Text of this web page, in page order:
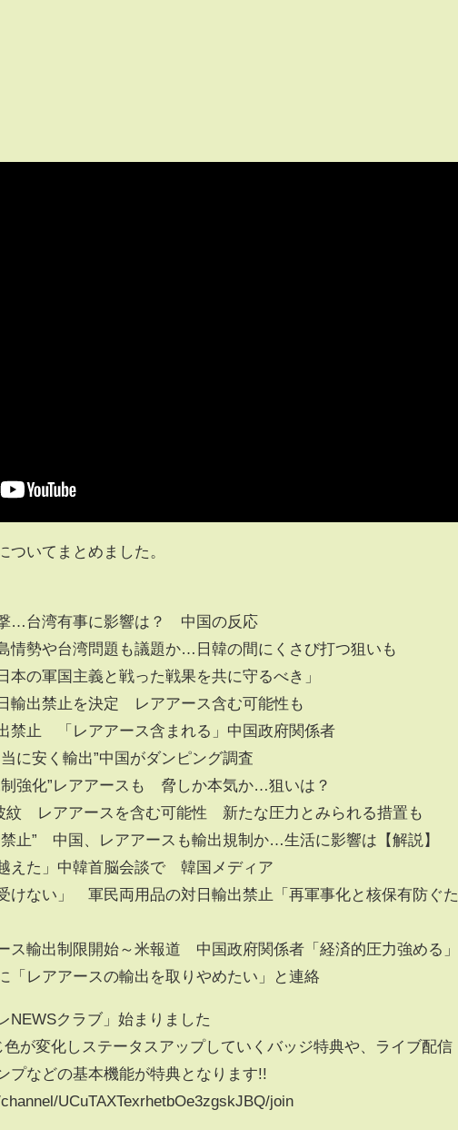
いてまとめました。
撃…台湾有事に影響は？ 中国の反応
情勢や台湾問題も議題か…日韓の間にくさび打つ狙いも
の軍国主義と戦った戦果を共に守るべき」
輸出禁止を決定 レアアース含む可能性も
禁止 「レアアース含まれる」中国政府関係者
に安く輸出”中国がダンピング調査
制強化”レアアースも 脅しか本気か…狙いは？
紋 レアアースを含む可能性 新たな圧力とみられる措置も
禁止” 中国、レアアースも輸出規制か…生活に影響は【解説】
えた」中韓首脳会談で 韓国メディア
けない」 軍民両用品の対日輸出禁止「再軍事化と核保有防ぐた
ス輸出制限開始～米報道 中国政府関係者「経済的圧力強める」
「レアアースの輸出を取りやめたい」と連絡
クラブ」始まりました
色が変化しステータスアップしていくバッジ特典や、ライブ配信
プなどの基本機能が特典となります!!
UCuTAXTexrhetbOe3zgskJBQ/join